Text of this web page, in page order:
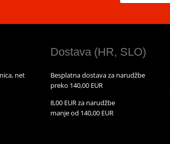
net
Dostava (HR, SLO)
Besplatna dostava za narudžbe
preko 140,00 EUR
8,00 EUR za narudžbe
manje od 140,00 EUR